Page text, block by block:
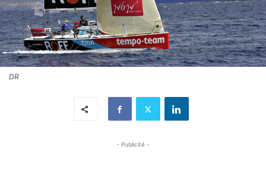
DR
- Publicité -